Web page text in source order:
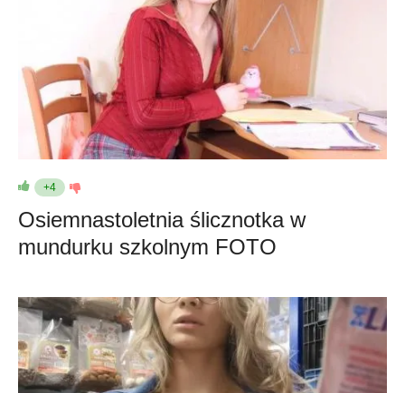
+4
Osiemnastoletnia ślicznotka w
mundurku szkolnym FOTO